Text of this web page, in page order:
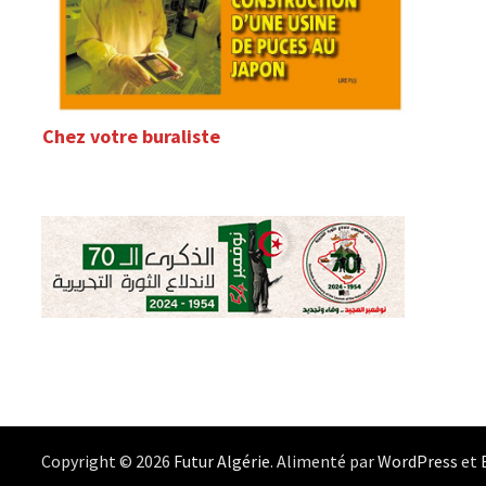
Chez votre buraliste
Copyright © 2026 Futur Algérie. Alimenté parWordPress et